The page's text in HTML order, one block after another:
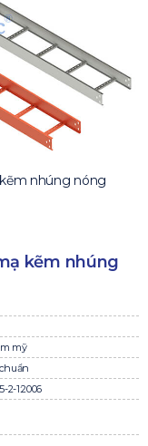
nhúng nóng
kẽm nhúng
mỹ
2-1:2006